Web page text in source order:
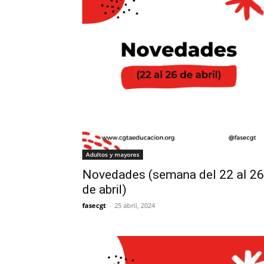
Adultos y mayores
Novedades (semana del 22 al 26
de abril)
fasecgt - 25 abril, 2024